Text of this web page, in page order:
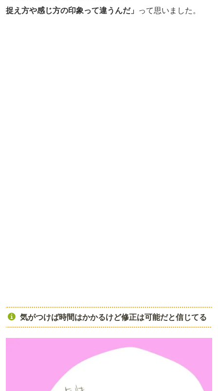
捉え方や感じ方の印象って違うんだ」
って思いました。
気がつけば時間はかかるけど修正は可能だと信じてる